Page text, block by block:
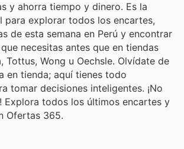
y ahorra tiempo y dinero. Es la
para explorar todos los encartes,
de esta semana en Perú y encontrar
necesitas antes que en tiendas
Tottus, Wong u Oechsle. Olvídate de
en tienda; aquí tienes todo
tomar decisiones inteligentes. ¡No
Explora todos los últimos encartes y
Ofertas 365.